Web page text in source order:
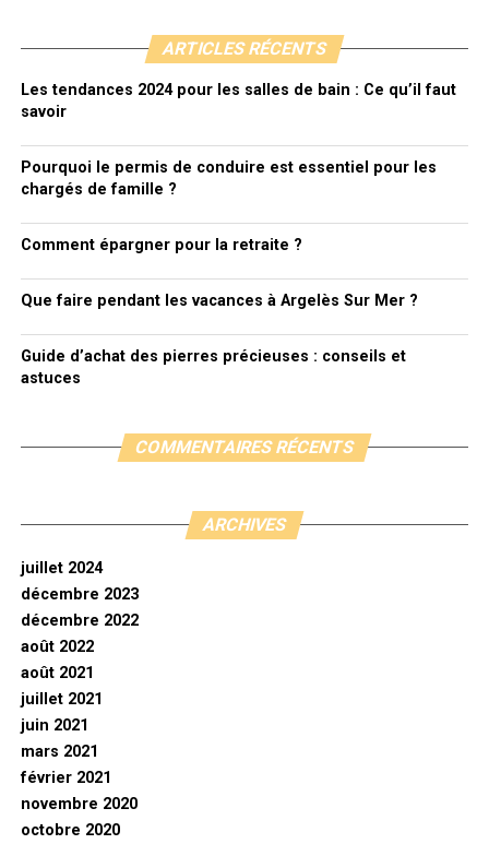
ARTICLES RÉCENTS
Les tendances 2024 pour les salles de bain : Ce qu’il faut
savoir
Pourquoi le permis de conduire est essentiel pour les
chargés de famille ?
Comment épargner pour la retraite ?
Que faire pendant les vacances à Argelès Sur Mer ?
Guide d’achat des pierres précieuses : conseils et
astuces
COMMENTAIRES RÉCENTS
ARCHIVES
juillet 2024
décembre 2023
décembre 2022
août 2022
août 2021
juillet 2021
juin 2021
mars 2021
février 2021
novembre 2020
octobre 2020